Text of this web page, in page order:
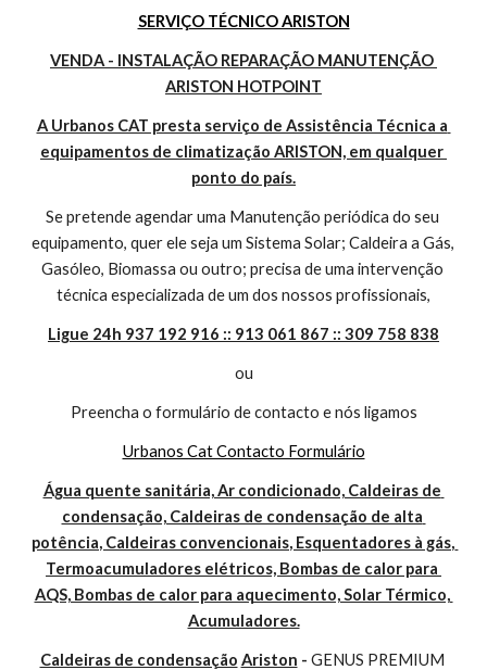
SERVIÇO TÉCNICO ARISTON
VENDA - INSTALAÇÃO REPARAÇÃO MANUTENÇÃO
ARISTON HOTPOINT
A Urbanos CAT presta serviço de Assistência Técnica a
equipamentos de climatização ARISTON, em qualquer
ponto do país.
Se pretende agendar uma Manutenção periódica do seu
equipamento, quer ele seja um Sistema Solar; Caldeira a Gás,
Gasóleo, Biomassa ou outro; precisa de uma intervenção
técnica especializada de um dos nossos profissionais,
Ligue 24h 937 192 916 :: 913 061 867 :: 309 758 838
ou
Preencha o formulário de contacto e nós ligamos
Urbanos Cat Contacto Formulário
Água quente sanitária, Ar condicionado, Caldeiras de
condensação, Caldeiras de condensação de alta
potência, Caldeiras convencionais, Esquentadores à gás,
Termoacumuladores elétricos, Bombas de calor para
AQS, Bombas de calor para aquecimento, Solar Térmico,
Acumuladores.
Caldeiras de condensação Ariston - GENUS PREMIUM